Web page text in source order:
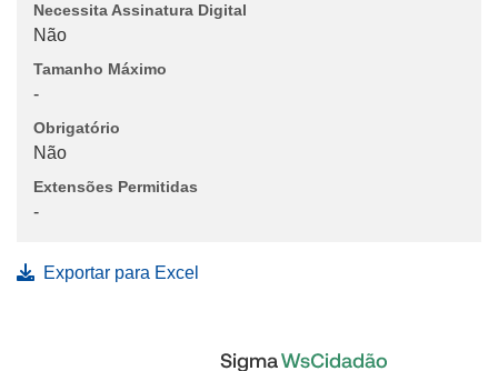
Necessita Assinatura Digital
Não
Tamanho Máximo
-
Obrigatório
Não
Extensões Permitidas
-
Exportar para Excel